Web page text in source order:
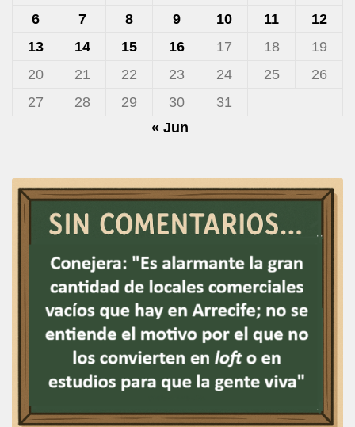
6
7 8 9 10 11
12
13
14 15 16 17 18
19
20
21 22 23 24 25
26
27
28 29 30
31
« Jun